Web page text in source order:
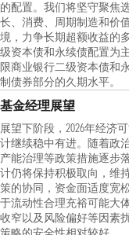
的配置。我们将坚守聚焦
长、消费、周期制造和价
境，力争长期超额收益的
级资本债和永续债配置为
限商业银行二级资本债和
制债券部分的久期水平。
基金经理展望
展望下阶段，2026年经济
计继续稳中有进。随着政
产能治理等政策措施逐步
计仍将保持积极取向，维
策的协同，资金面适度宽
于流动性合理充裕可能大
收窄以及风险偏好等因素